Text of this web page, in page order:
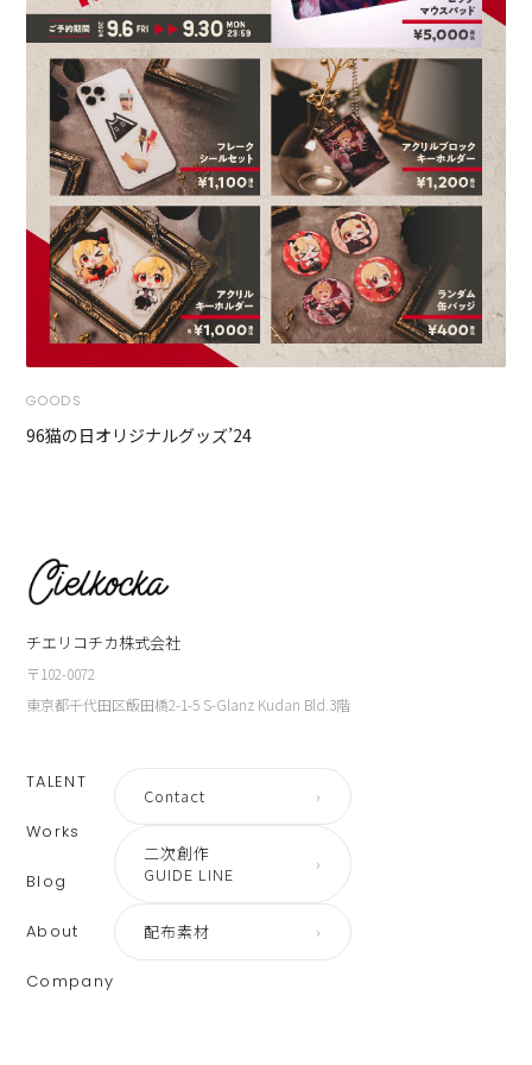
GOODS
96猫の日オリジナルグッズ’24
チエリコチカ株式会社
〒102-0072
東京都千代田区飯田橋2-1-5 S-Glanz Kudan Bld.3階
TALENT
Works
Blog
About
Company
Contact ›
二次創作
GUIDE LINE
›
配布素材 ›